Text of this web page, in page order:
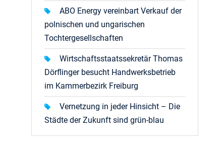
ABO Energy vereinbart Verkauf der
polnischen und ungarischen
Tochtergesellschaften
Wirtschaftsstaatssekretär Thomas
Dörflinger besucht Handwerksbetrieb
im Kammerbezirk Freiburg
Vernetzung in jeder Hinsicht – Die
Städte der Zukunft sind grün-blau